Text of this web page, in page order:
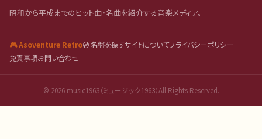
昭和から平成までのヒット曲・名曲を紹介する音楽メディア。
🎮 Asoventure Retro💿 名盤を探すサイトについてプライバシーポリシー
免責事項お問い合わせ
© 2026music1963（ミュージック1963）All Rights Reserved.